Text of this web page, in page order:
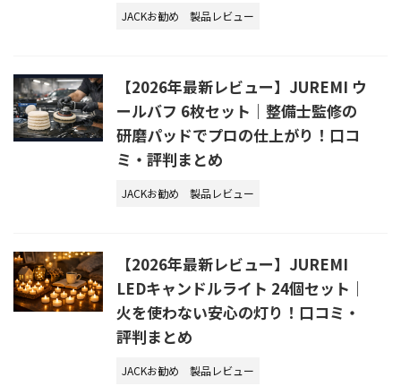
JACKお勧め 製品レビュー
【2026年最新レビュー】JUREMI ウ
ールバフ 6枚セット｜整備士監修の
研磨パッドでプロの仕上がり！口コ
ミ・評判まとめ
JACKお勧め 製品レビュー
【2026年最新レビュー】JUREMI
LEDキャンドルライト 24個セット｜
火を使わない安心の灯り！口コミ・
評判まとめ
JACKお勧め 製品レビュー